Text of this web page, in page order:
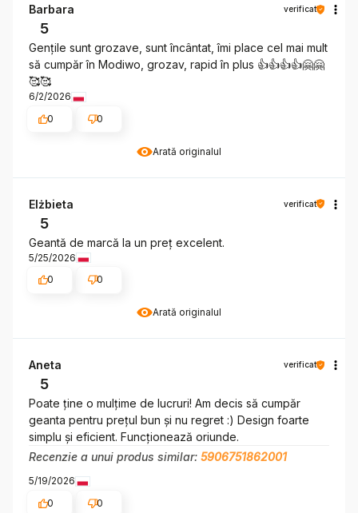
Arată originalul
Barbara verificat
5
Gențile sunt grozave, sunt încântat, îmi place cel mai mult
să cumpăr în Modiwo, grozav, rapid în plus 👍👍👍👍🤗🤗
🥰🥰
6/2/2026
0
0
Arată originalul
Elżbieta verificat
5
Geantă de marcă la un preț excelent.
5/25/2026
0
0
Aneta verificat
5
Poate ține o mulțime de lucruri! Am decis să cumpăr
geanta pentru prețul bun și nu regret :) Design foarte
simplu și eficient. Funcționează oriunde.
Recenzie a unui produs similar: 5906751862001
5/19/2026
0
0